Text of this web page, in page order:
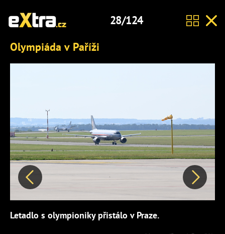
28/124
Olympiáda v Paříži
Předchozí Další
Letadlo s olympioniky přistálo v Praze.